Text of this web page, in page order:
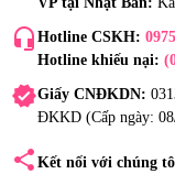
headset_mic Hotline CSKH:
Hotline khiếu nại:
verifiedGiấy CNĐKDN:
ĐKKD (Cấp ngày:
share Kết nối với chúng